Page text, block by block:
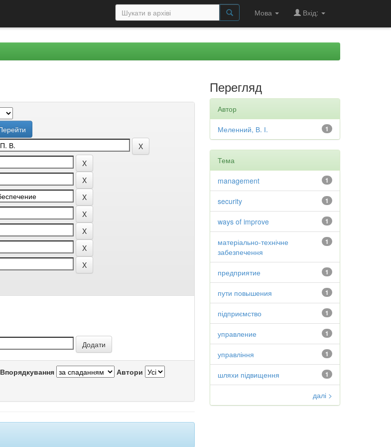
Мова Вхід:
Впорядкування Автори
Перегляд
Автор
1
Меленний, В. І.
Тема
1
management
1
security
1
ways of improve
1
матеріально-технічне
забезпечення
1
предприятие
1
пути повышения
1
підприємство
1
управление
1
управління
1
шляхи підвищення
далі >